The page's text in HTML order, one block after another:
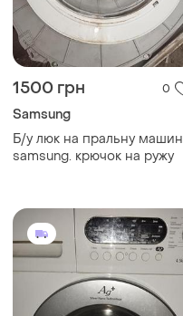
1500 грн 0
Samsung
Б/у люк на пральну
samsung. крючок на ружу